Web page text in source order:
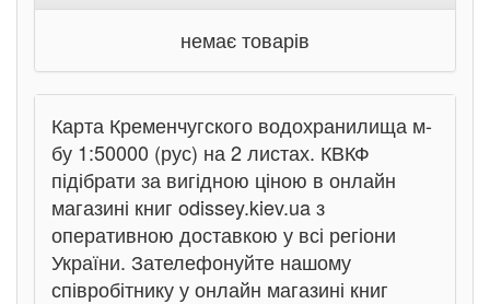
немає товарів
Карта Кременчугского водохранилища м-
бу 1:50000 (рус) на 2 листах. КВКФ
підібрати за вигідною ціною в онлайн
магазині книг odissey.kiev.ua з
оперативною доставкою у всі регіони
України. Зателефонуйте нашому
співробітнику у онлайн магазині книг